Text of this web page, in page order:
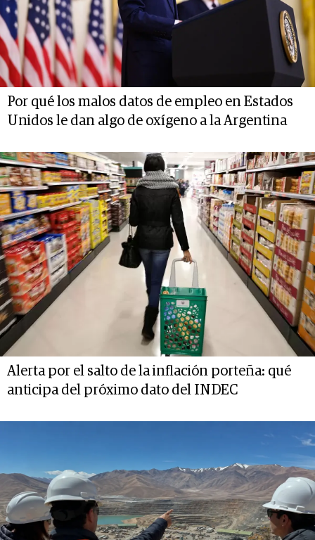
Por qué los malos datos de empleo en Estados
Unidos le dan algo de oxígeno a la Argentina
Alerta por el salto de la inflación porteña: qué
anticipa del próximo dato del INDEC